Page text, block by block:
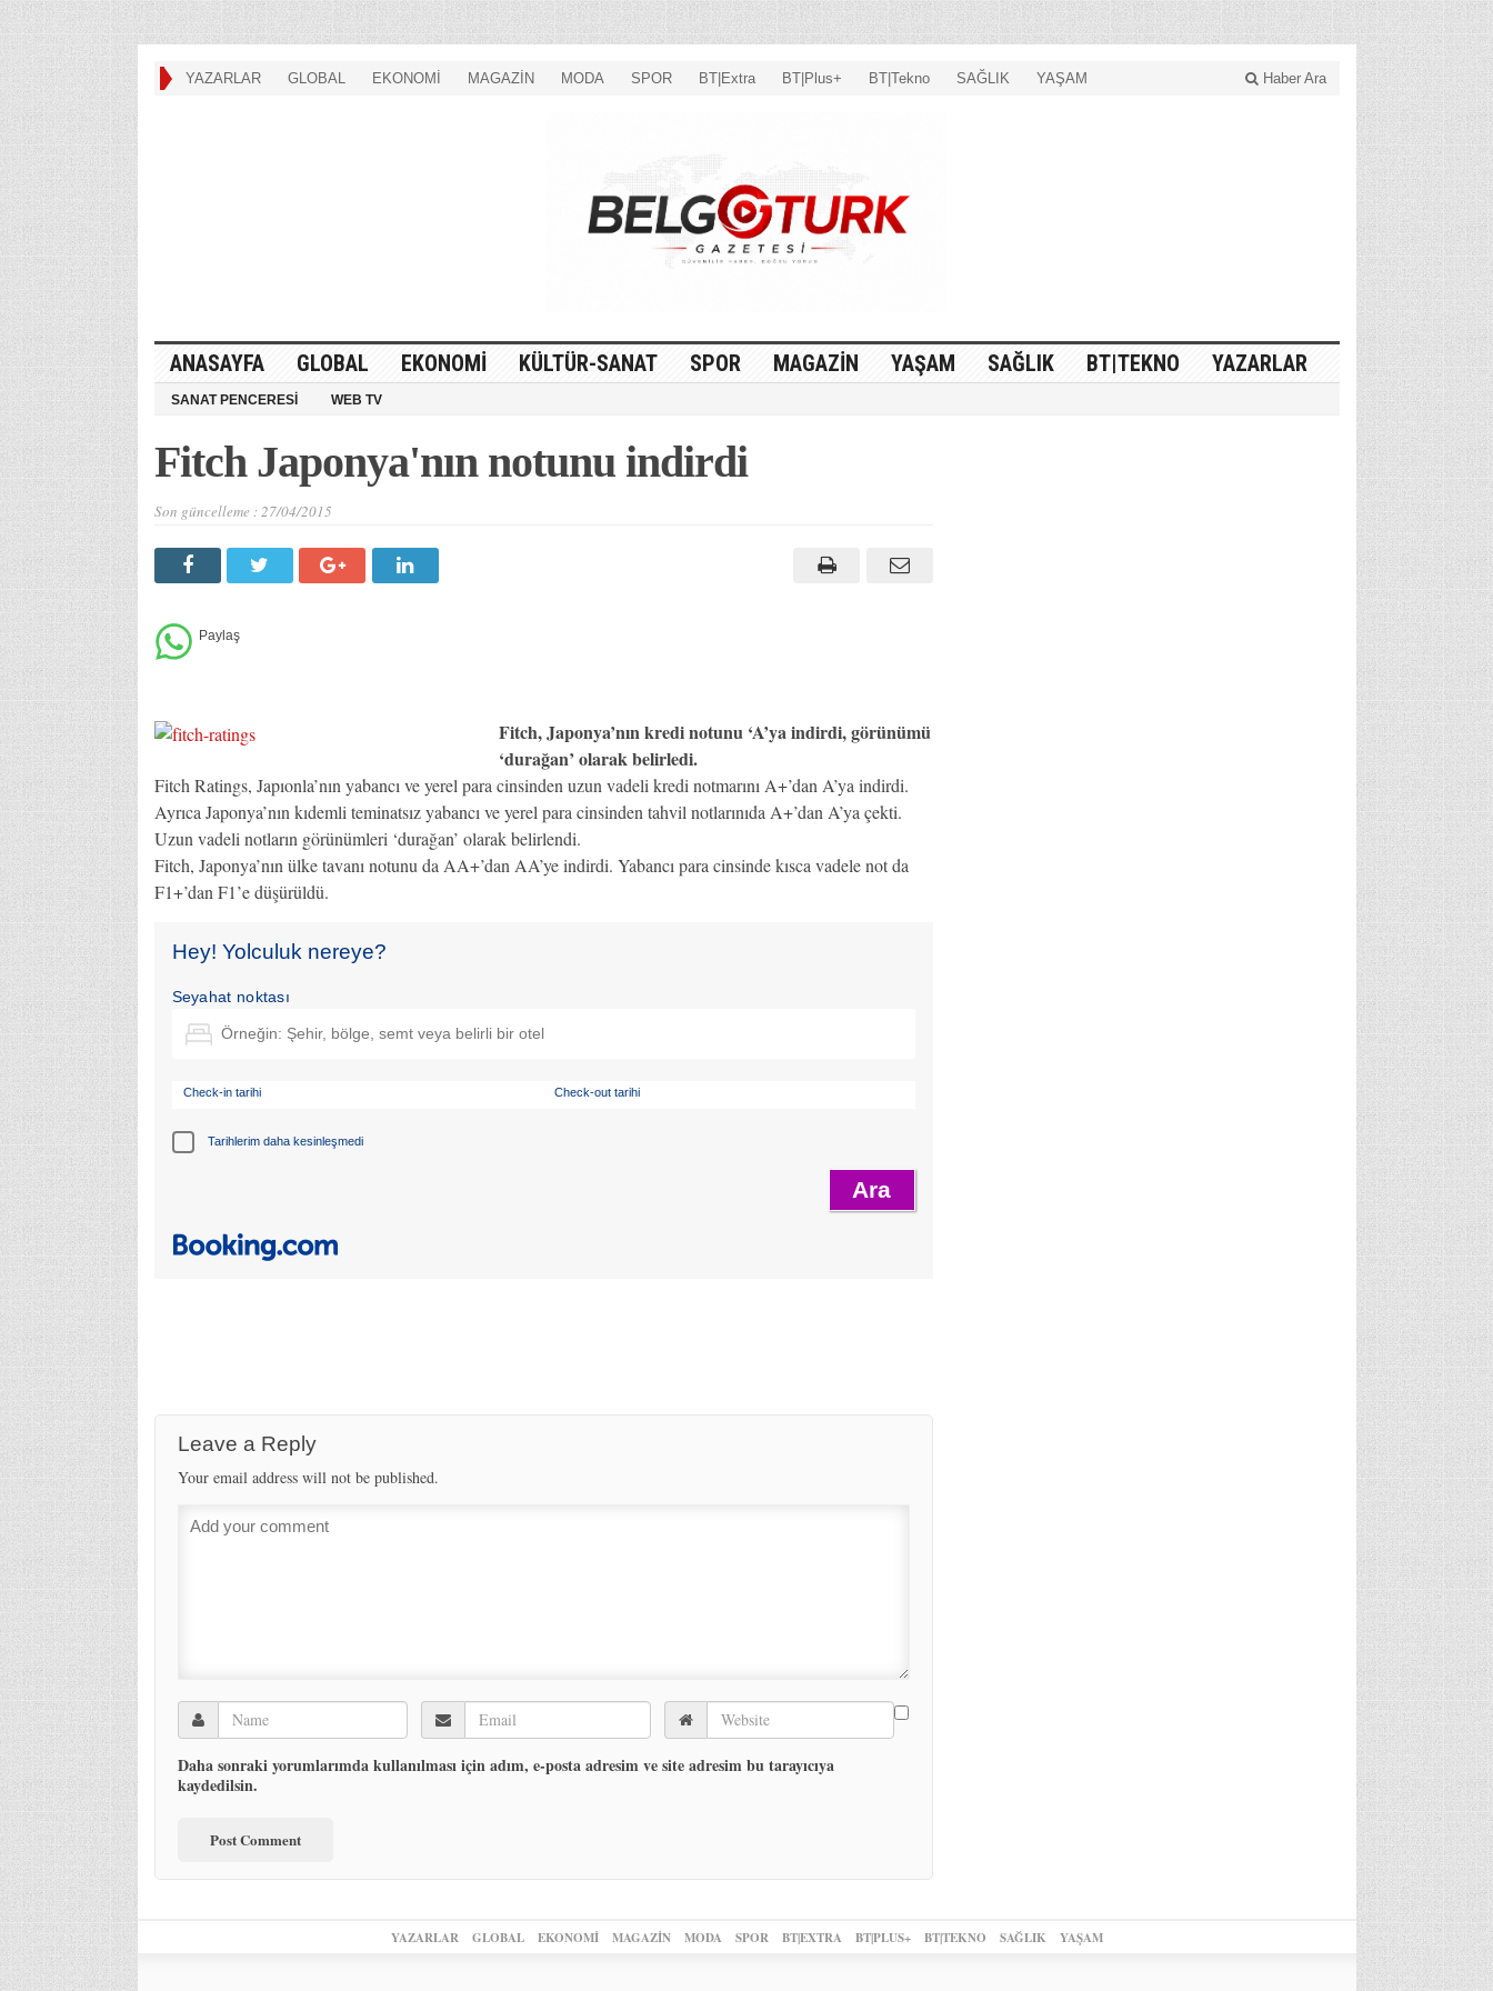
YAZARLAR GLOBAL EKONOMİ MAGAZİN MODA SPOR BT|Extra BT|Plus+ BT|Tekno SAĞLIK YAŞAM Haber Ara
ANASAYFA GLOBAL EKONOMİ KÜLTÜR-SANAT SPOR MAGAZİN YAŞAM SAĞLIK BT|TEKNO YAZARLAR
SANAT PENCERESİ WEB TV
Fitch Japonya'nın notunu indirdi
Son güncelleme :27/04/2015
Fitch, Japonya’nın kredi notunu ‘A’ya indirdi, görünümü
‘durağan’ olarak belirledi.
Fitch Ratings, Japıonla’nın yabancı ve yerel para cinsinden uzun vadeli kredi notmarını A+’dan A’ya indirdi.
Ayrıca Japonya’nın kıdemli teminatsız yabancı ve yerel para cinsinden tahvil notlarınıda A+’dan A’ya çekti.
Uzun vadeli notların görünümleri ‘durağan’ olarak belirlendi.
Fitch, Japonya’nın ülke tavanı notunu da AA+’dan AA’ye indirdi. Yabancı para cinsinde kısca vadele not da
F1+’dan F1’e düşürüldü.
Hey! Yolculuk nereye?
Seyahat noktası
Check-in tarihi Check-out tarihi
Tarihlerim daha kesinleşmedi
Leave a Reply
Your email address will not be published.
Daha sonraki yorumlarımda kullanılması için adım, e-posta adresim ve site adresim bu tarayıcıya
kaydedilsin.
YAZARLAR GLOBAL EKONOMİ MAGAZİN MODA SPOR BT|EXTRA BT|PLUS+ BT|TEKNO SAĞLIK YAŞAM